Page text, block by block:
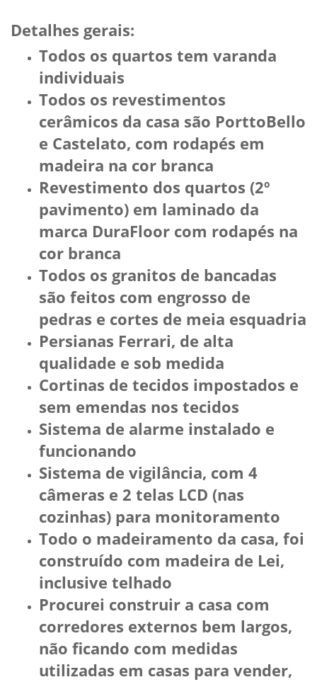
Detalhes gerais:
Todos os quartos tem varanda
individuais
Todos os revestimentos
cerâmicos da casa são PorttoBello
e Castelato, com rodapés em
madeira na cor branca
Revestimento dos quartos (2º
pavimento) em laminado da
marca DuraFloor com rodapés na
cor branca
Todos os granitos de bancadas
são feitos com engrosso de
pedras e cortes de meia esquadria
Persianas Ferrari, de alta
qualidade e sob medida
Cortinas de tecidos impostados e
sem emendas nos tecidos
Sistema de alarme instalado e
funcionando
Sistema de vigilância, com 4
câmeras e 2 telas LCD (nas
cozinhas) para monitoramento
Todo o madeiramento da casa, foi
construído com madeira de Lei,
inclusive telhado
Procurei construir a casa com
corredores externos bem largos,
não ficando com medidas
utilizadas em casas para vender,